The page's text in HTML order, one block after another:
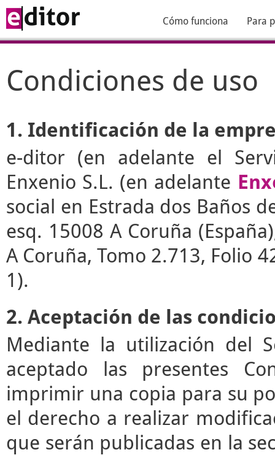
Cómo funciona Para
Condiciones de uso
1. Identificación de la
e-ditor (en adelante el
Enxenio S.L. (en adelante
social en Estrada dos Baños
esq. 15008 A Coruña
A Coruña, Tomo 2.713, Folio
1).
2. Aceptación de las
Mediante la utilización del
aceptado las presentes
imprimir una copia para su
el derecho a realizar
que serán publicadas en la